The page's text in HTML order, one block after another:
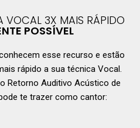
VOCAL 3X MAIS RÁPIDO
POSSÍVEL
esse recurso e estão
rápido a sua técnica Vocal.
Retorno Auditivo Acústico de
te trazer como cantor: